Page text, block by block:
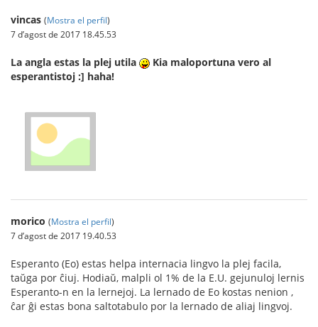
vincas (Mostra el perfil)
7 d’agost de 2017 18.45.53
La angla estas la plej utila
Kia maloportuna vero al
esperantistoj :] haha!
morico (Mostra el perfil)
7 d’agost de 2017 19.40.53
Esperanto (Eo) estas helpa internacia lingvo la plej facila,
taŭga por ĉiuj. Hodiaŭ, malpli ol 1% de la E.U. gejunuloj lernis
Esperanto-n en la lernejoj. La lernado de Eo kostas nenion ,
ĉar ĝi estas bona saltotabulo por la lernado de aliaj lingvoj.